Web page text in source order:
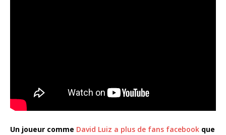
Un joueur comme David Luiz a plus de fans facebook que